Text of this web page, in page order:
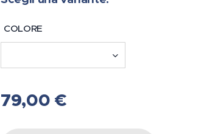
COLORE
79,00 €